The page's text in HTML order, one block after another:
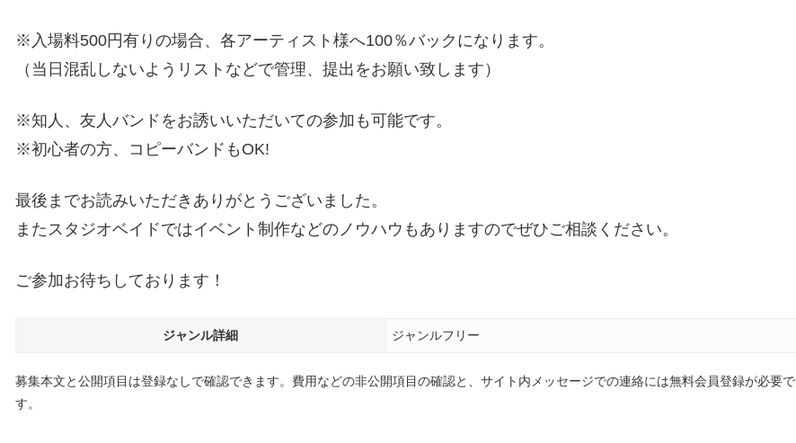
※入場料500円有りの場合、各アーティスト様へ100％バックになります。
（当日混乱しないようリストなどで管理、提出をお願い致します）
※知人、友人バンドをお誘いいただいての参加も可能です。
※初心者の方、コピーバンドもOK!
最後までお読みいただきありがとうございました。
またスタジオベイドではイベント制作などのノウハウもありますのでぜひご相談ください。
ご参加お待ちしております！
ジャンル詳細 ジャンルフリー
募集本文と公開項目は登録なしで確認できます。費用などの非公開項目の確認と、サイト内メッセージでの連絡には無料会員登録が必要で
す。